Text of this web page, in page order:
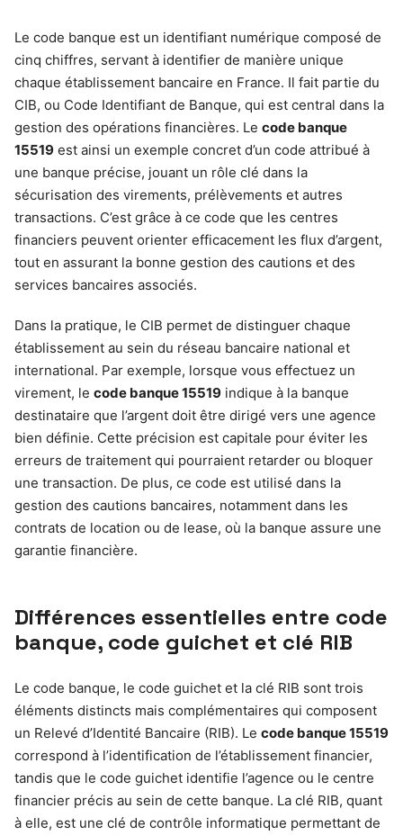
Le code banque est un identifiant numérique composé de
cinq chiffres, servant à identifier de manière unique
chaque établissement bancaire en France. Il fait partie du
CIB, ou Code Identifiant de Banque, qui est central dans la
gestion des opérations financières. Le code banque
15519 est ainsi un exemple concret d’un code attribué à
une banque précise, jouant un rôle clé dans la
sécurisation des virements, prélèvements et autres
transactions. C’est grâce à ce code que les centres
financiers peuvent orienter efficacement les flux d’argent,
tout en assurant la bonne gestion des cautions et des
services bancaires associés.
Dans la pratique, le CIB permet de distinguer chaque
établissement au sein du réseau bancaire national et
international. Par exemple, lorsque vous effectuez un
virement, le code banque 15519 indique à la banque
destinataire que l’argent doit être dirigé vers une agence
bien définie. Cette précision est capitale pour éviter les
erreurs de traitement qui pourraient retarder ou bloquer
une transaction. De plus, ce code est utilisé dans la
gestion des cautions bancaires, notamment dans les
contrats de location ou de lease, où la banque assure une
garantie financière.
Différences essentielles entre code
banque, code guichet et clé RIB
Le code banque, le code guichet et la clé RIB sont trois
éléments distincts mais complémentaires qui composent
un Relevé d’Identité Bancaire (RIB). Le code banque 15519
correspond à l’identification de l’établissement financier,
tandis que le code guichet identifie l’agence ou le centre
financier précis au sein de cette banque. La clé RIB, quant
à elle, est une clé de contrôle informatique permettant de